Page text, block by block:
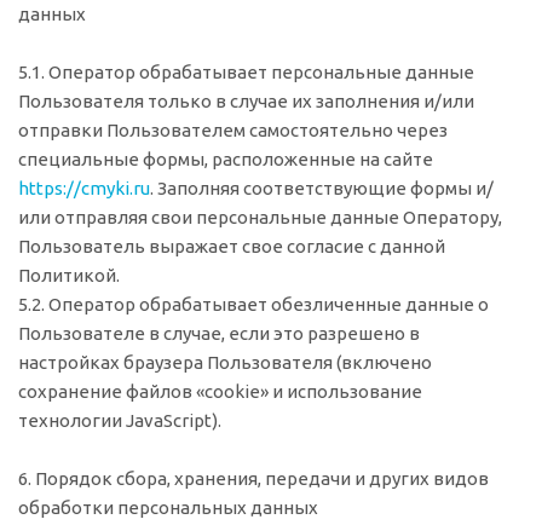
данных
5.1. Оператор обрабатывает персональные данные
Пользователя только в случае их заполнения и/или
отправки Пользователем самостоятельно через
специальные формы, расположенные на сайте
https://cmyki.ru. Заполняя соответствующие формы и/
или отправляя свои персональные данные Оператору,
Пользователь выражает свое согласие с данной
Политикой.
5.2. Оператор обрабатывает обезличенные данные о
Пользователе в случае, если это разрешено в
настройках браузера Пользователя (включено
сохранение файлов «cookie» и использование
технологии JavaScript).
6. Порядок сбора, хранения, передачи и других видов
обработки персональных данных